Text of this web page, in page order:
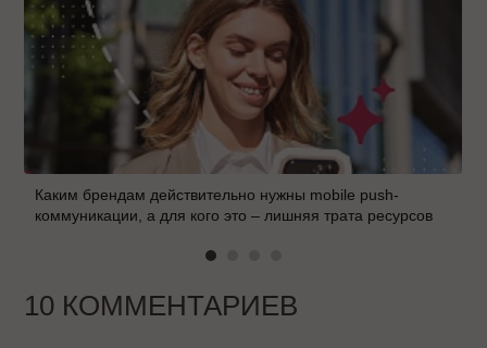
Каким брендам действительно нужны mobile push-
коммуникации, а для кого это – лишняя трата ресурсов
10 КОММЕНТАРИЕВ